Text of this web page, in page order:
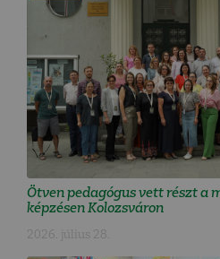
Ötven pedagógus vett részt a
képzésen Kolozsváron
2026. július 28.